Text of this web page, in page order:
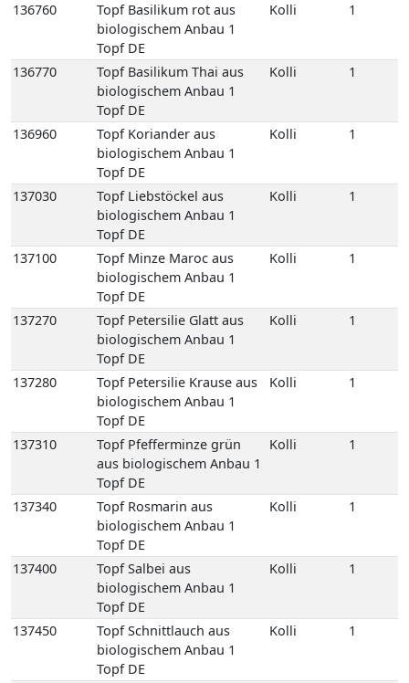
136760
Topf Basilikum rot aus
biologischem Anbau 1
Topf DE
Kolli 1
136770
Topf Basilikum Thai aus
biologischem Anbau 1
Topf DE
Kolli 1
136960
Topf Koriander aus
biologischem Anbau 1
Topf DE
Kolli 1
137030
Topf Liebstöckel aus
biologischem Anbau 1
Topf DE
Kolli 1
137100
Topf Minze Maroc aus
biologischem Anbau 1
Topf DE
Kolli 1
137270
Topf Petersilie Glatt aus
biologischem Anbau 1
Topf DE
Kolli 1
137280
Topf Petersilie Krause aus
biologischem Anbau 1
Topf DE
Kolli 1
137310
Topf Pfefferminze grün
aus biologischem Anbau 1
Topf DE
Kolli 1
137340
Topf Rosmarin aus
biologischem Anbau 1
Topf DE
Kolli 1
137400
Topf Salbei aus
biologischem Anbau 1
Topf DE
Kolli 1
137450
Topf Schnittlauch aus
biologischem Anbau 1
Topf DE
Kolli 1